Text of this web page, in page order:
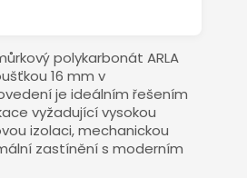
polykarbonát ARLA
16 mm v
je ideálním řešením
vyžadující vysokou
izolaci, mechanickou
zastínění s moderním